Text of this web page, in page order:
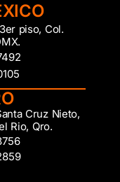
piso, Col.
Cruz Nieto,
Rio, Qro.